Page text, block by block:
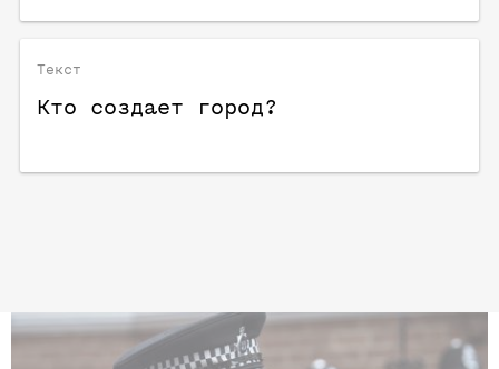
Текст
Кто создает город?